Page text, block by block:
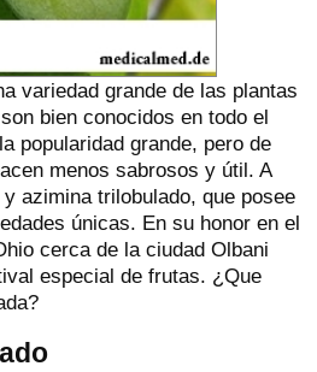
variedad grande de las plantas
bien conocidos en todo el
popularidad grande, pero de
menos sabrosos y útil. A
azimina trilobulado, que posee
únicas. En su honor en el
cerca de la ciudad Olbani
especial de frutas. ¿Que